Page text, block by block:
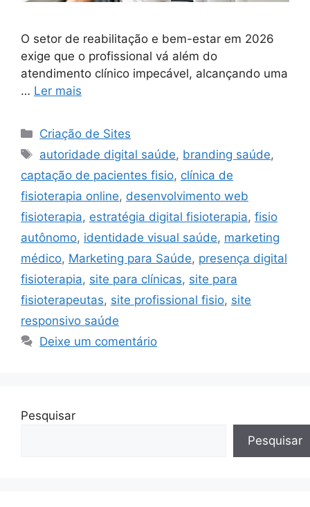
O setor de reabilitação e bem-estar em 2026
exige que o profissional vá além do
atendimento clínico impecável, alcançando uma
… Ler mais
Categorias
Criação de Sites
Tags
autoridade digital saúde, branding saúde,
captação de pacientes fisio, clínica de
fisioterapia online, desenvolvimento web
fisioterapia, estratégia digital fisioterapia, fisio
autônomo, identidade visual saúde, marketing
médico, Marketing para Saúde, presença digital
fisioterapia, site para clínicas, site para
fisioterapeutas, site profissional fisio, site
responsivo saúde
Deixe um comentário
Pesquisar
Pesquisar